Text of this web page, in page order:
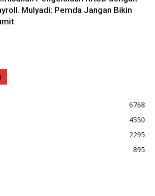
Mulyadi: Pemda Jangan Bikin
6768
4550
2295
895